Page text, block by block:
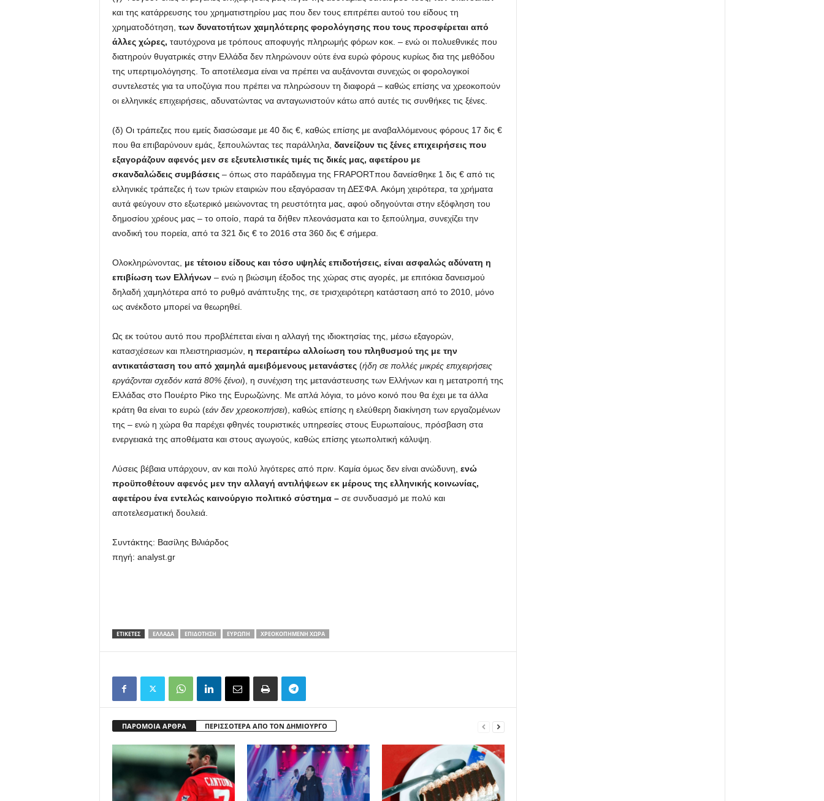
και της κατάρρευσης του χρηματιστηρίου μας που δεν τους επιτρέπει αυτού του είδους τη
χρηματοδότηση, των δυνατοτήτων χαμηλότερης φορολόγησης που τους προσφέρεται από
άλλες χώρες, ταυτόχρονα με τρόπους αποφυγής πληρωμής φόρων κοκ. – ενώ οι πολυεθνικές που
διατηρούν θυγατρικές στην Ελλάδα δεν πληρώνουν ούτε ένα ευρώ φόρους κυρίως δια της μεθόδου
της υπερτιμολόγησης. Το αποτέλεσμα είναι να πρέπει να αυξάνονται συνεχώς οι φορολογικοί
συντελεστές για τα υποζύγια που πρέπει να πληρώσουν τη διαφορά – καθώς επίσης να χρεοκοπούν
οι ελληνικές επιχειρήσεις, αδυνατώντας να ανταγωνιστούν κάτω από αυτές τις συνθήκες τις ξένες.
(δ) Οι τράπεζες που εμείς διασώσαμε με 40 δις €, καθώς επίσης με αναβαλλόμενους φόρους 17 δις €
που θα επιβαρύνουν εμάς, ξεπουλώντας τες παράλληλα, δανείζουν τις ξένες επιχειρήσεις που
εξαγοράζουν αφενός μεν σε εξευτελιστικές τιμές τις δικές μας, αφετέρου με
σκανδαλώδεις συμβάσεις– όπως στο παράδειγμα της FRAPORTπου δανείσθηκε 1 δις € από τις
ελληνικές τράπεζες ή των τριών εταιριών που εξαγόρασαν τη ΔΕΣΦΑ. Ακόμη χειρότερα, τα χρήματα
αυτά φεύγουν στο εξωτερικό μειώνοντας τη ρευστότητα μας, αφού οδηγούνται στην εξόφληση του
δημοσίου χρέους μας – το οποίο, παρά τα δήθεν πλεονάσματα και το ξεπούλημα, συνεχίζει την
ανοδική του πορεία, από τα 321 δις € το 2016 στα 360 δις € σήμερα.
Ολοκληρώνοντας, με τέτοιου είδους και τόσο υψηλές επιδοτήσεις, είναι ασφαλώς αδύνατη η
επιβίωση των Ελλήνων– ενώ η βιώσιμη έξοδος της χώρας στις αγορές, με επιτόκια δανεισμού
δηλαδή χαμηλότερα από το ρυθμό ανάπτυξης της, σε τρισχειρότερη κατάσταση από το 2010, μόνο
ως ανέκδοτο μπορεί να θεωρηθεί.
Ως εκ τούτου αυτό που προβλέπεται είναι η αλλαγή της ιδιοκτησίας της, μέσω εξαγορών,
κατασχέσεων και πλειστηριασμών, η περαιτέρω αλλοίωση του πληθυσμού της με την
αντικατάσταση του από χαμηλά αμειβόμενους μετανάστες (ήδη σε πολλές μικρές επιχειρήσεις
εργάζονται σχεδόν κατά 80% ξένοι), η συνέχιση της μετανάστευσης των Ελλήνων και η μετατροπή της
Ελλάδας στο Πουέρτο Ρίκο της Ευρωζώνης. Με απλά λόγια, το μόνο κοινό που θα έχει με τα άλλα
κράτη θα είναι το ευρώ (εάν δεν χρεοκοπήσει), καθώς επίσης η ελεύθερη διακίνηση των εργαζομένων
της – ενώ η χώρα θα παρέχει φθηνές τουριστικές υπηρεσίες στους Ευρωπαίους, πρόσβαση στα
ενεργειακά της αποθέματα και στους αγωγούς, καθώς επίσης γεωπολιτική κάλυψη.
Λύσεις βέβαια υπάρχουν, αν και πολύ λιγότερες από πριν. Καμία όμως δεν είναι ανώδυνη, ενώ
προϋποθέτουν αφενός μεν την αλλαγή αντιλήψεων εκ μέρους της ελληνικής κοινωνίας,
αφετέρου ένα εντελώς καινούργιο πολιτικό σύστημα –σε συνδυασμό με πολύ και
αποτελεσματική δουλειά.
Συντάκτης: Βασίλης Βιλιάρδος
πηγή: analyst.gr
ΕΤΙΚΕΤΕΣ ΕΛΛΆΔΑ ΕΠΙΔΌΤΗΣΗ ΕΥΡΏΠΗ ΧΡΕΟΚΟΠΗΜΈΝΗ ΧΏΡΑ
ΠΑΡΟΜΟΙΑ ΑΡΘΡΑ ΠΕΡΙΣΣΟΤΕΡΑ ΑΠΟ ΤΟΝ ΔΗΜΙΟΥΡΓΟ